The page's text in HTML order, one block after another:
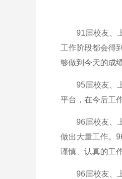
91届校友、上
工作阶段都会得
够做到今天的成
95届校友、上
平台，在今后工
96届校友、上
做出大量工作。
谨慎、认真的工
96届校友、上